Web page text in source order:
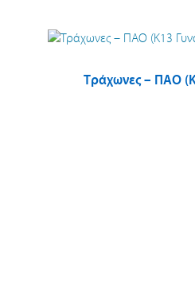
Τράχωνες – ΠΑΟ